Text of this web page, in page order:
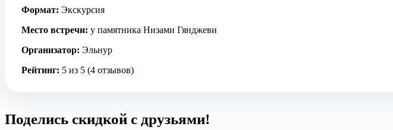
Формат: Экскурсия
Место встречи: у памятника Низами Гянджеви
Организатор: Эльнур
Рейтинг: 5 из 5 (4 отзывов)
Поделись скидкой с друзьями!